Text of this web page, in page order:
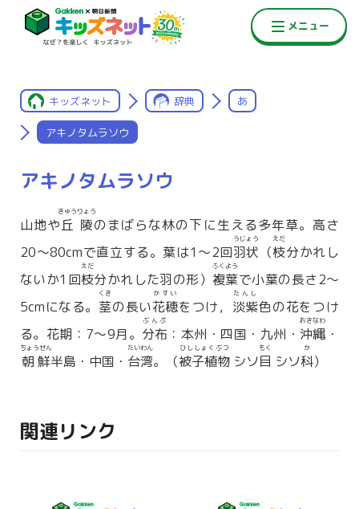
キッズネット 辞典 あ
アキノタムラソウ
アキノタムラソウ
山地や丘陵
きゅうりょう
のまばらな林の下に生える多年草。高さ
20〜80cmで直立する。葉は1〜2回羽状
うじょう
（枝
えだ
分かれし
ないか1回枝
えだ
分かれした羽の形） 複葉
ふくよう
で小葉の長さ2〜
5cmになる。 茎
くき
の長い花穂
かすい
をつけ， 淡紫
たんし
色の花をつけ
る。花期：7〜9月。 分布
ぶんぷ
：本州・四国・九州・ 沖縄
おきなわ
・
朝鮮
ちょうせん
半島・中国・ 台湾
たいわん
。（被子植物
ひししょくぶつ
シソ目
もく
シソ科
か
）
関連リンク